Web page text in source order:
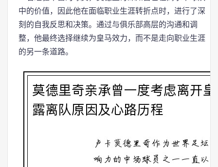
中的价值，因此他在面临职业生涯转折点时，进行了深
刻的自我反思和决策。通过与俱乐部高层的沟通和调
整，他最终选择继续为皇马效力，而不是走向职业生涯
的另一条道路。